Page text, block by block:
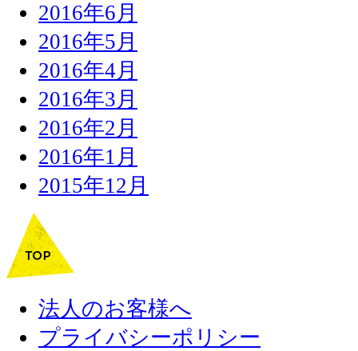
2016年6月
2016年5月
2016年4月
2016年3月
2016年2月
2016年1月
2015年12月
法人のお客様へ
プライバシーポリシー